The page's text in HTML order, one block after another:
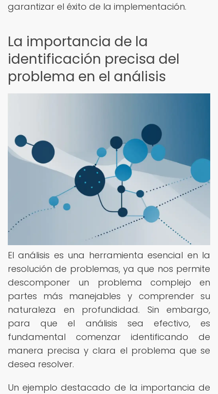
garantizar el éxito de la implementación.
La importancia de la
identificación precisa del
problema en el análisis
El análisis es una herramienta esencial en la
resolución de problemas, ya que nos permite
descomponer un problema complejo en
partes más manejables y comprender su
naturaleza en profundidad. Sin embargo,
para que el análisis sea efectivo, es
fundamental comenzar identificando de
manera precisa y clara el problema que se
desea resolver.
Un ejemplo destacado de la importancia de